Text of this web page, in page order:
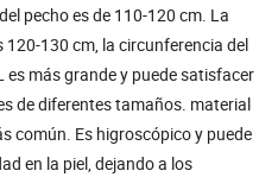
pecho es de 110-120 cm. La
130 cm, la circunferencia del
es más grande y puede satisfacer
de diferentes tamaños. material
común. Es higroscópico y puede
en la piel, dejando a los